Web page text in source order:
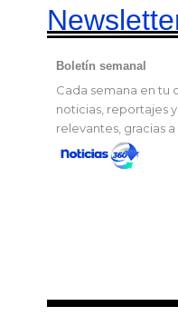
Boletín semanal
Cada semana en tu
noticias, reportajes
relevantes, gracias